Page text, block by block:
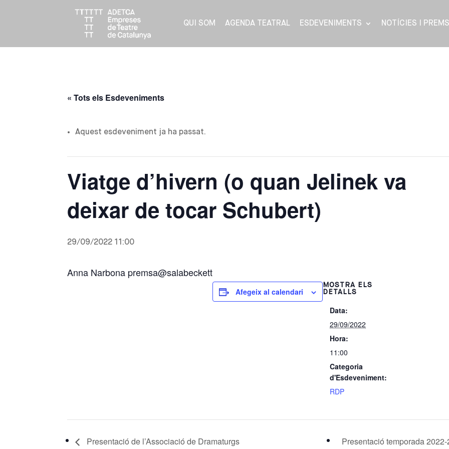
QUI SOM AGENDA TEATRAL ESDEVENIMENTS NOTÍCIES I
« Tots els Esdeveniments
Aquest esdeveniment ja ha passat.
Viatge d’hivern (o quan Jelinek va
deixar de tocar Schubert)
29/09/2022 11:00
Anna Narbona premsa@salabeckett
Afegeix al calendari
MOSTRA ELS
DETALLS
Data:
29/09/2022
Hora:
11:00
Categoria
d'Esdeveniment:
RDP
Presentació de l’Associació de Dramaturgs Presentació temporada